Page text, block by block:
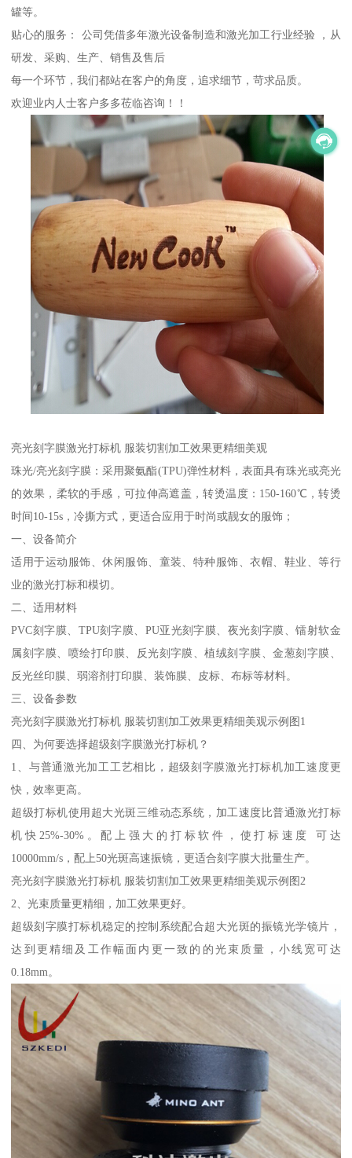
罐等。
贴心的服务： 公司凭借多年激光设备制造和激光加工行业经验 ，从
研发、采购、生产、销售及售后
每一个环节，我们都站在客户的角度，追求细节，苛求品质。
欢迎业内人士客户多多莅临咨询！！
亮光刻字膜激光打标机 服装切割加工效果更精细美观
珠光/亮光刻字膜：采用聚氨酯(TPU)弹性材料，表面具有珠光或亮光
的效果，柔软的手感，可拉伸高遮盖，转烫温度：150-160℃，转烫
时间10-15s，冷撕方式，更适合应用于时尚或靓女的服饰；
一、设备简介
适用于运动服饰、休闲服饰、童装、特种服饰、衣帽、鞋业、等行
业的激光打标和模切。
二、适用材料
PVC刻字膜、TPU刻字膜、PU亚光刻字膜、夜光刻字膜、镭射软金
属刻字膜、喷绘打印膜、反光刻字膜、植绒刻字膜、金葱刻字膜、
反光丝印膜、弱溶剂打印膜、装饰膜、皮标、布标等材料。
三、设备参数
亮光刻字膜激光打标机 服装切割加工效果更精细美观示例图1
四、为何要选择超级刻字膜激光打标机？
1、与普通激光加工工艺相比，超级刻字膜激光打标机加工速度更
快，效率更高。
超级打标机使用超大光斑三维动态系统，加工速度比普通激光打标
机快25%-30%。配上强大的打标软件，使打标速度 可达
10000mm/s，配上50光斑高速振镜，更适合刻字膜大批量生产。
亮光刻字膜激光打标机 服装切割加工效果更精细美观示例图2
2、光束质量更精细，加工效果更好。
超级刻字膜打标机稳定的控制系统配合超大光斑的振镜光学镜片，
达到更精细及工作幅面内更一致的的光束质量，小线宽可达
0.18mm。